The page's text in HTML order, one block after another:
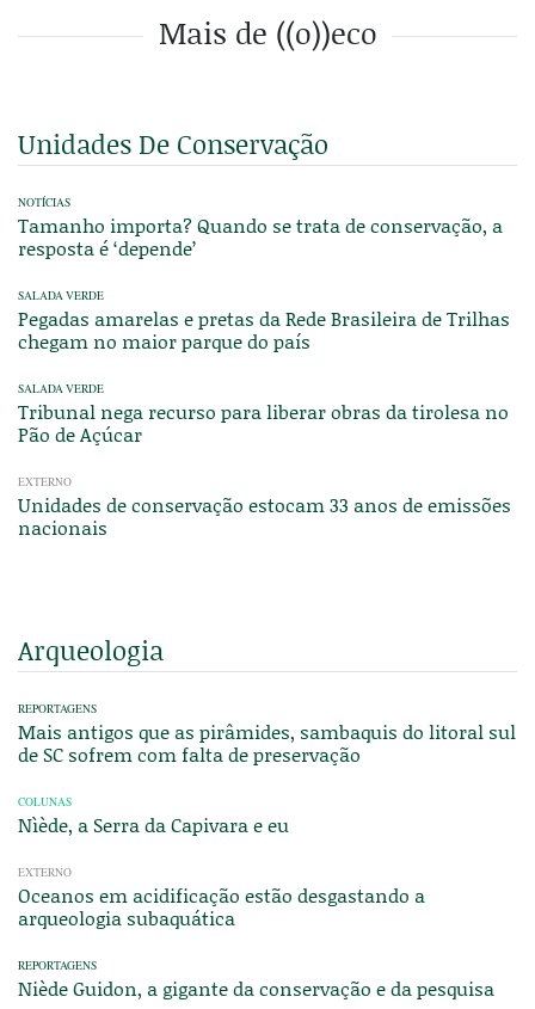
Mais de ((o))eco
Unidades De Conservação
NOTÍCIAS
Tamanho importa? Quando se trata de conservação, a
resposta é ‘depende’
SALADA VERDE
Pegadas amarelas e pretas da Rede Brasileira de Trilhas
chegam no maior parque do país
SALADA VERDE
Tribunal nega recurso para liberar obras da tirolesa no
Pão de Açúcar
EXTERNO
Unidades de conservação estocam 33 anos de emissões
nacionais
Arqueologia
REPORTAGENS
Mais antigos que as pirâmides, sambaquis do litoral sul
de SC sofrem com falta de preservação
COLUNAS
Nìède, a Serra da Capivara e eu
EXTERNO
Oceanos em acidificação estão desgastando a
arqueologia subaquática
REPORTAGENS
Niède Guidon, a gigante da conservação e da pesquisa